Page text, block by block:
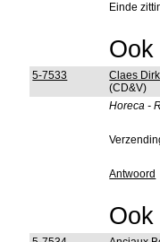
Einde
5-7533
Claes Dirk
(CD&V)
Horeca -
Antwoord